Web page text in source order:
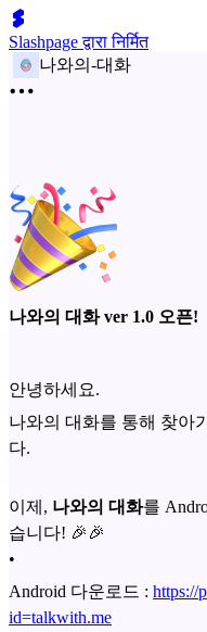
Slashpage द्वारा निर्मित
나와의-대화
나와의 대화 ver 1.0 오픈!
안녕하세요.
나와의 대화를 통해 찾아
다.
이제, 나와의 대화를
습니다! 🎉🎉
•
Android 다운로드 : https://
id=talkwith.me